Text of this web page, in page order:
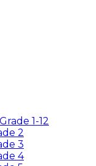
1-12
2
3
4